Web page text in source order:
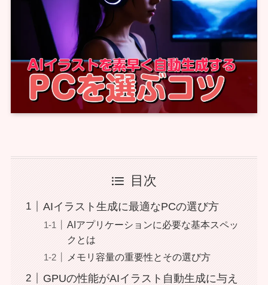
目次
AIイラスト生成に最適なPCの選び方
AIアプリケーションに必要な基本スペッ
クとは
メモリ容量の重要性とその選び方
GPUの性能がAIイラスト自動生成に与え